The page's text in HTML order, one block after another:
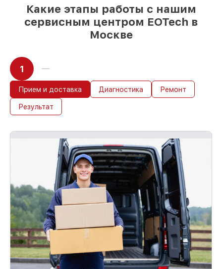
Какие этапы работы с нашим
сервисным центром EOTech в
Москве
1
Прием и доставка Диагностика Ремонт
Результат